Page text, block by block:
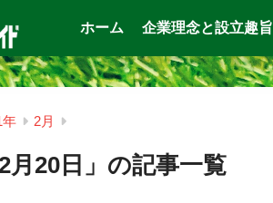
ホーム 企業理念と設立趣旨
年 2月
2月20日」の記事一覧